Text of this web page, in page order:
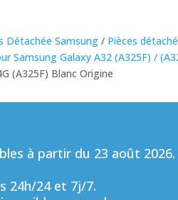
Détachée Samsung / Pièces
Samsung Galaxy A32 (A325F) /
(A325F) Blanc Origine
à partir du 23 août 2026.
24h/24 et 7j/7.